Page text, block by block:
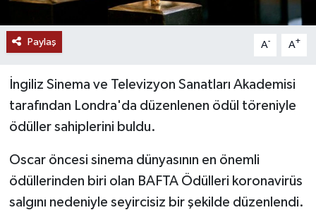
Paylaş A- A+
İngiliz Sinema ve Televizyon Sanatları Akademisi
tarafından Londra'da düzenlenen ödül töreniyle
ödüller sahiplerini buldu.
Oscar öncesi sinema dünyasının en önemli
ödüllerinden biri olan BAFTA Ödülleri koronavirüs
salgını nedeniyle seyircisiz bir şekilde düzenlendi.